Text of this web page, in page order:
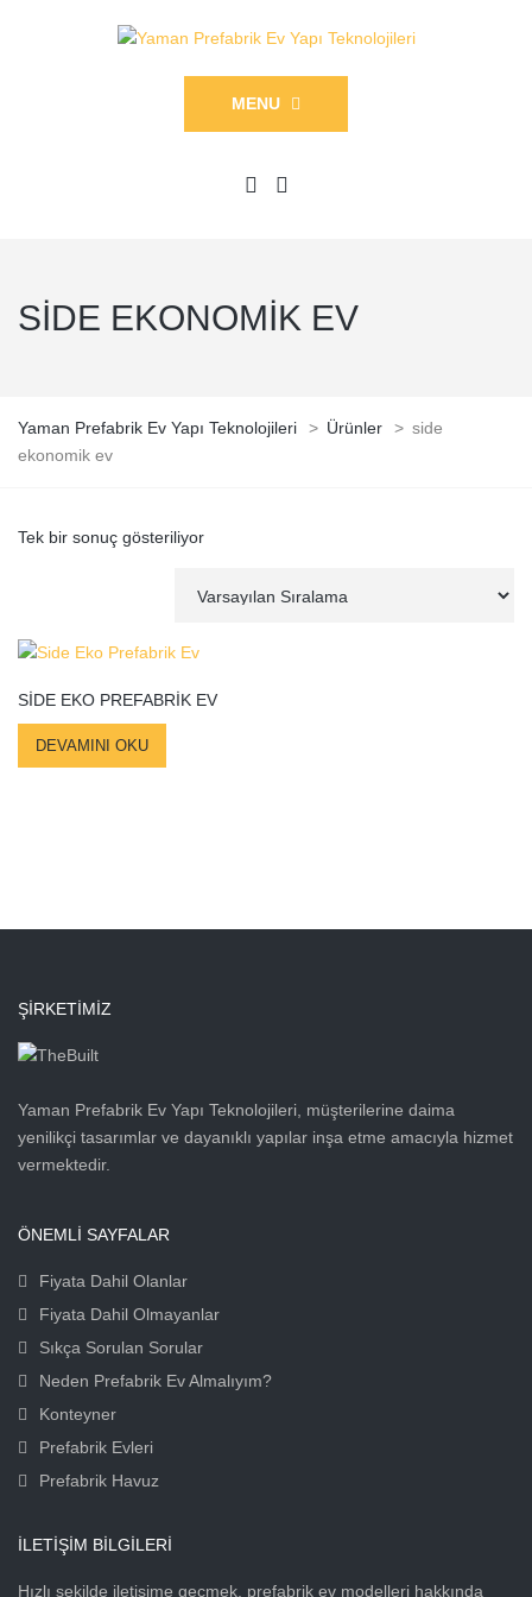
MENU
SIDE EKONOMIK EV
Yaman Prefabrik Ev Yapı Teknolojileri > Ürünler > side
ekonomik ev
Tek bir sonuç gösteriliyor
SIDE EKO PREFABRIK EV
DEVAMINI OKU
ŞIRKETIMIZ
Yaman Prefabrik Ev Yapı Teknolojileri, müşterilerine daima
yenilikçi tasarımlar ve dayanıklı yapılar inşa etme amacıyla hizmet
vermektedir.
ÖNEMLİ SAYFALAR
Fiyata Dahil Olanlar
Fiyata Dahil Olmayanlar
Sıkça Sorulan Sorular
Neden Prefabrik Ev Almalıyım?
Konteyner
Prefabrik Evleri
Prefabrik Havuz
İLETIŞIM BILGILERI
Hızlı şekilde iletişime geçmek, prefabrik ev modelleri hakkında